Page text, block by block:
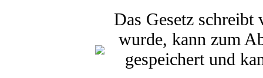
Das Gesetz schreibt
wurde, kann zum
gespeichert und